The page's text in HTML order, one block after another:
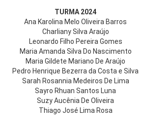
TURMA 2024
Ana Karolina Melo Oliveira Barros
Charliany Silva Araújo
Leonardo Filho Pereira Gomes
Maria Amanda Silva Do Nascimento
Maria Gildete Mariano De Araújo
Pedro Henrique Bezerra da Costa e Silva
Sarah Rosannia Medeiros De Lima
Sayro Rhuan Santos Luna
Suzy Aucênia De Oliveira
Thiago José Lima Rosa